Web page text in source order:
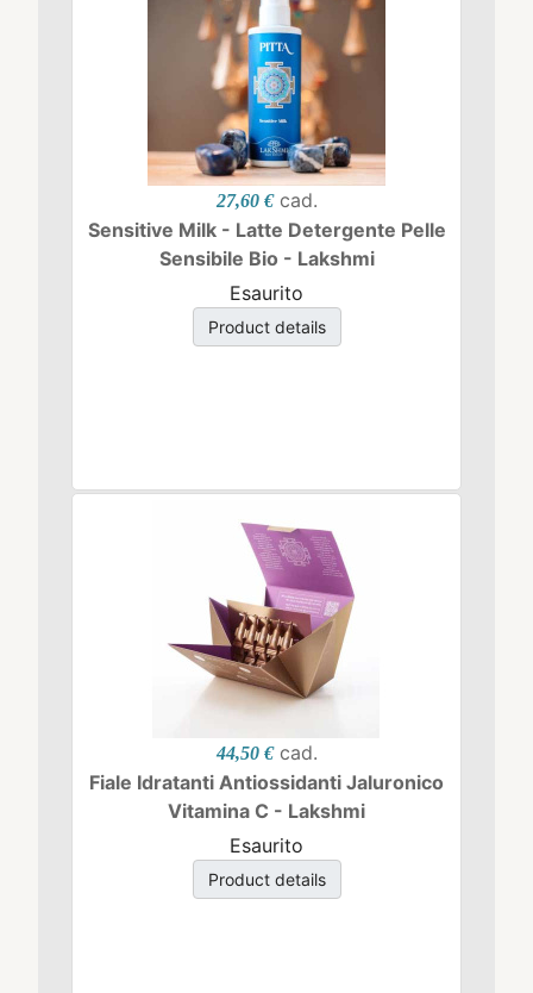
27,60 € cad.
Sensitive Milk - Latte Detergente Pelle
Sensibile Bio - Lakshmi
Esaurito
Product details
44,50 € cad.
Fiale Idratanti Antiossidanti Jaluronico
Vitamina C - Lakshmi
Esaurito
Product details